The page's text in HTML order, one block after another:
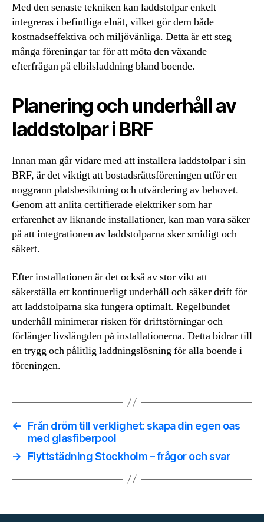
Med den senaste tekniken kan laddstolpar enkelt
integreras i befintliga elnät, vilket gör dem både
kostnadseffektiva och miljövänliga. Detta är ett steg
många föreningar tar för att möta den växande
efterfrågan på elbilsladdning bland boende.
Planering och underhåll av
laddstolpar i BRF
Innan man går vidare med att installera laddstolpar i sin
BRF, är det viktigt att bostadsrättsföreningen utför en
noggrann platsbesiktning och utvärdering av behovet.
Genom att anlita certifierade elektriker som har
erfarenhet av liknande installationer, kan man vara säker
på att integrationen av laddstolparna sker smidigt och
säkert.
Efter installationen är det också av stor vikt att
säkerställa ett kontinuerligt underhåll och säker drift för
att laddstolparna ska fungera optimalt. Regelbundet
underhåll minimerar risken för driftstörningar och
förlänger livslängden på installationerna. Detta bidrar till
en trygg och pålitlig laddningslösning för alla boende i
föreningen.
←
Från dröm till verklighet: skapa din egen oas
med glasfiberpool
→
Flyttstädning Stockholm – frågor och svar